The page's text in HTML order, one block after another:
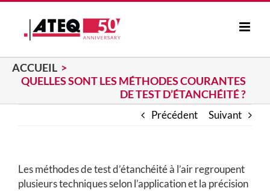
Passer
contenu
ACCUEIL
QUELLES SONT LES MÉTHODES COURANTES
DE TEST D’ÉTANCHÉITÉ ?
Précédent Suivant
Les méthodes de test d’étanchéité à l’air regroupent
plusieurs techniques selon l’application et la précision